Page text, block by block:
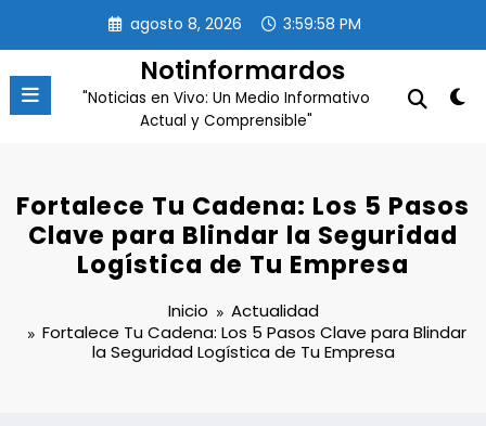
contenido
agosto 8, 2026 3:59:59 PM
Notinformardos
"Noticias en Vivo: Un Medio Informativo
Actual y Comprensible"
Fortalece Tu Cadena: Los 5 Pasos
Clave para Blindar la Seguridad
Logística de Tu Empresa
Inicio
Actualidad
Fortalece Tu Cadena: Los 5 Pasos Clave para Blindar
la Seguridad Logística de Tu Empresa